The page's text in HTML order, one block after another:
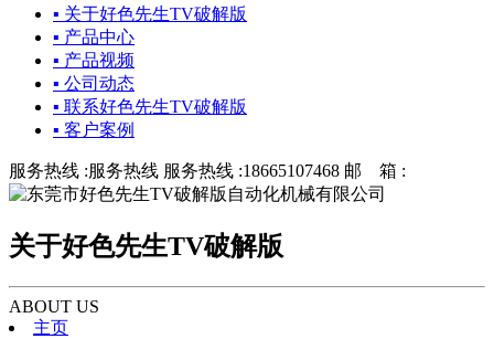
▪ 关于好色先生TV破解版
▪ 产品中心
▪ 产品视频
▪ 公司动态
▪ 联系好色先生TV破解版
▪ 客户案例
服务热线 :服务热线 服务热线 :18665107468 邮 箱 :
关于好色先生TV破解版
ABOUT US
主页